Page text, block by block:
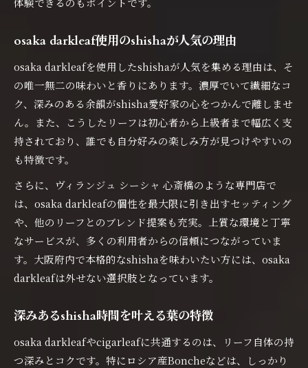
独自の個性が光るshisha体験の楽しみ方
shishaの新たな魅力osaka darkleafが生み出
す深み
個性派shisha愛好家に選ばれるosaka
darkleaf
osaka darkleaf使用のshishaが人気の理由
osaka darkleafを使用したshishaが人気を集める理由は、そ
の唯一無二の味わいと香りにあります。濃厚でいて繊細なコ
ク、深みのある余韻がshisha愛好家の心をつかんで離しませ
ん。また、こうしたリーフは初心者から上級者まで幅広く支
持されており、誰でも自分好みの楽しみ方が見つけやすいの
も特徴です。
さらに、ヴィランジュ シーシャ 心斎橋のような専門店で
は、osaka darkleafの個性を最大限に引き出すセッティング
や、他のリーフとのブレンド提案も充実。上質な環境と丁寧
なサービスが、多くの利用者からの信頼につながっていま
す。大阪府内で本格的なshishaを味わいたい方には、osaka
darkleafは外せない選択肢となっています。
深みあるshisha時間を叶える葉の特徴
osaka darkleafやcigarleafに共通するのは、リーフ自体の持
つ深みとコクです。特にロシア産Boncheなどは、しっかり